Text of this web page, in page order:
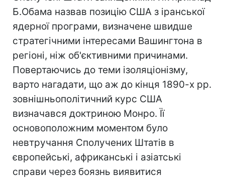
Б.Обама назвав позицію США з іранської
ядерної програми, визначене швидше
стратегічними інтересами Вашингтона в
регіоні, ніж об'єктивними причинами.
Повертаючись до теми ізоляціонізму,
варто нагадати, що аж до кінця 1890-х рр.
зовнішньополітичний курс США
визначався доктриною Монро. Її
основоположним моментом було
невтручання Сполучених Штатів в
європейські, африканські і азіатські
справи через боязнь виявитися